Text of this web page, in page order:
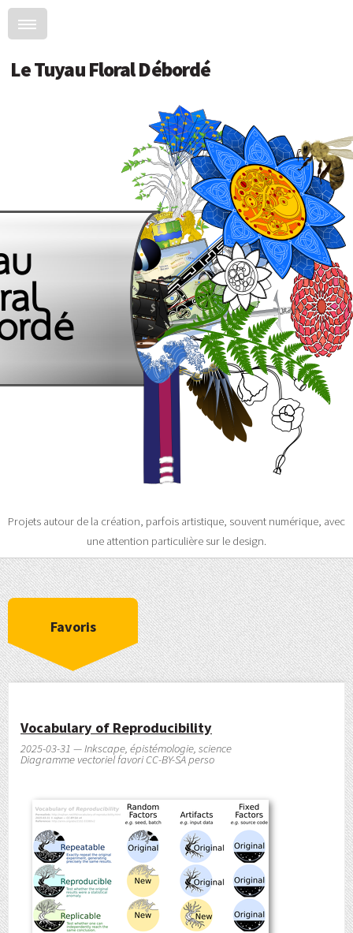
Le Tuyau Floral Débordé
Projets autour de la création, parfois artistique, souvent numérique, avec
une attention particulière sur le design.
Favoris
Vocabulary of Reproducibility
2025-03-31 — Inkscape, épistémologie, science
Diagramme vectoriel favori CC-BY-SA perso